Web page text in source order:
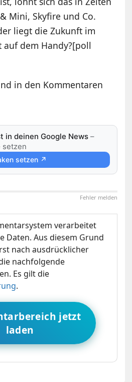
Mini, Skyfire und Co.
liegt die Zukunft im
auf dem Handy?[poll
in den Kommentaren
in deinen Google News –
setzen
setzen ↗
Fehler melden
verarbeitet
Daten. Aus diesem Grund
nach ausdrücklicher
nachfolgende
Es gilt die
.
jetzt
laden